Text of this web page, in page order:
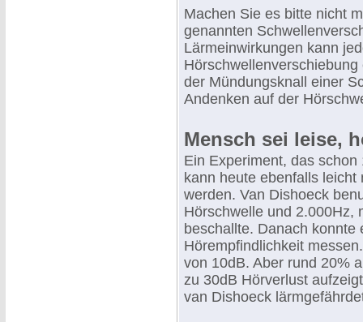
Machen Sie es bitte nicht
genannten
Lärmeinwirkungen kann
der Mündungsknall einer
Andenken auf der
Mensch sei leise,
Ein Experiment, das
kann heute ebenfalls
werden. Van Dishoeck
Hörschwelle und 2.000Hz,
beschallte. Danach konnte
Hörempfindlichkeit
von 10dB. Aber rund 20%
zu 30dB Hörverlust
van Dishoeck